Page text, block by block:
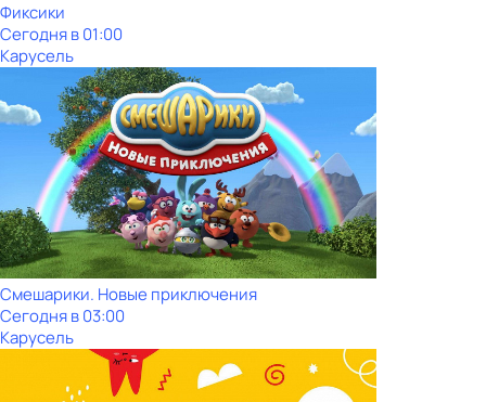
Фиксики
Сегодня в 01:00
Карусель
Смешарики. Новые приключения
Сегодня в 03:00
Карусель